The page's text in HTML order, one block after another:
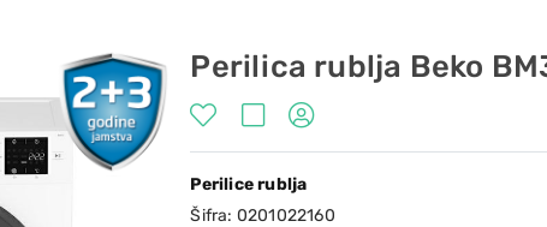
Perilica rublja Beko
Perilice rublja
Šifra: 0201022160